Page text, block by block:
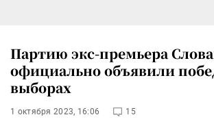
Партию экс-премьера
официально объявили
выборах
1 октября 2023, 16:06 15